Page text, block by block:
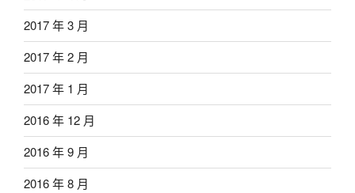
2017 年 3 月
2017 年 2 月
2017 年 1 月
2016 年 12 月
2016 年 9 月
2016 年 8 月